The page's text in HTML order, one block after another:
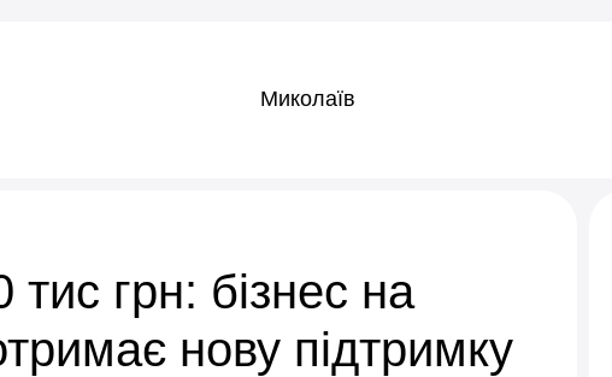
Миколаїв
грн: бізнес на
нову підтримку